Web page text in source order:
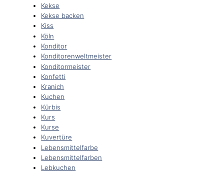
Kekse
Kekse backen
Kiss
Köln
Konditor
Konditorenweltmeister
Konditormeister
Konfetti
Kranich
Kuchen
Kürbis
Kurs
Kurse
Kuvertüre
Lebensmittelfarbe
Lebensmittelfarben
Lebkuchen